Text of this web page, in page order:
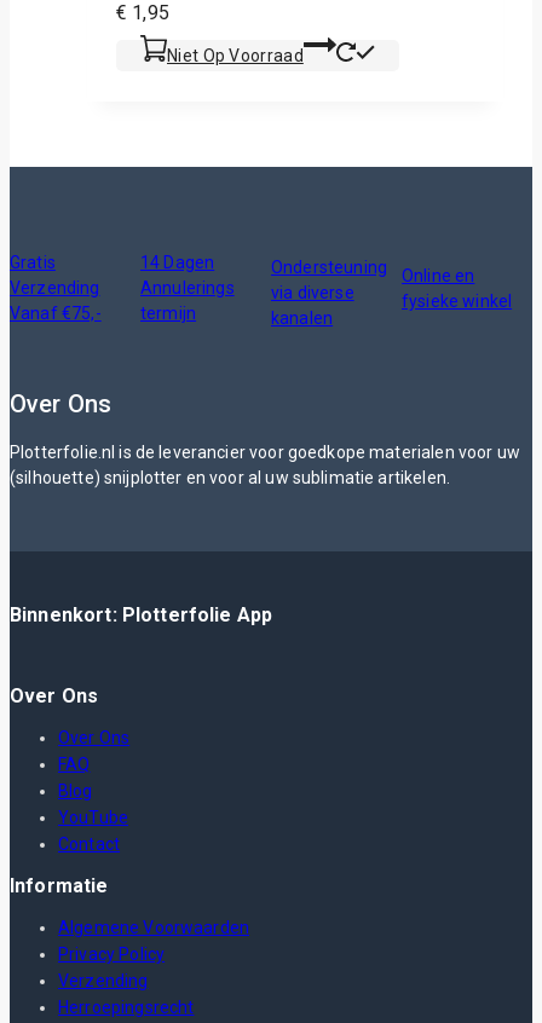
€ 1,95
Niet Op Voorraad
Gratis
Verzending
Vanaf €75,-
14 Dagen
Annulerings
termijn
Ondersteuning
via diverse
kanalen
Online en
fysieke winkel
Over Ons
Plotterfolie.nl is de leverancier voor goedkope materialen voor uw
(silhouette) snijplotter en voor al uw sublimatie artikelen.
Binnenkort: Plotterfolie App
Over Ons
Over Ons
FAQ
Blog
YouTube
Contact
Informatie
Algemene Voorwaarden
Privacy Policy
Verzending
Herroepingsrecht